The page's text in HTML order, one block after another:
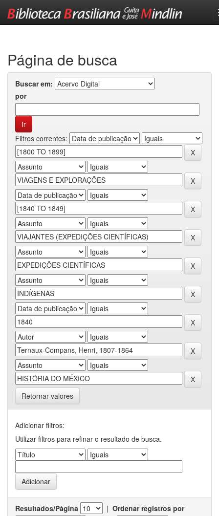
Página de busca
Buscar em:
por
Filtros correntes:
Retornar valores
Adicionar filtros:
Utilizar filtros para refinar o resultado de busca.
Resultados/Página | Ordenar registros por